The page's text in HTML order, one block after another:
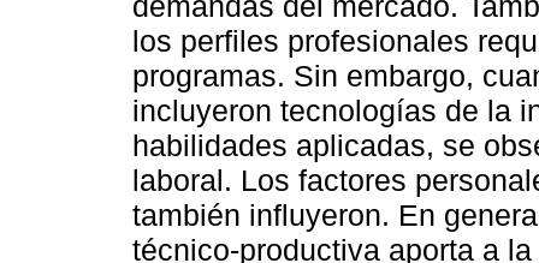
los perfiles profesionales
programas. Sin embargo,
incluyeron tecnologías de la
habilidades aplicadas, se
laboral. Los factores
también influyeron. En
técnico-productiva aporta a